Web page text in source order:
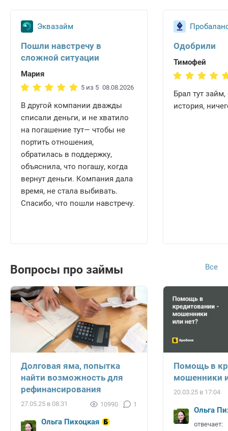
Эквазайм
Пошли навстречу в
сложной ситуации
Мария
5 из 5 08.08.2026
В другой компании дважды
списали деньги, и не хватило
на погашение тут— чтобы не
портить отношения,
обратилась в поддержку,
объяснила, что погашу, когда
вернут деньги. Компания дала
время, не стала выбивать.
Спасибо, что пошли навстречу.
Одобрили
Тимофей
Брал тут
история,
Вопросы про займы Все
Долговая яма, попытка
найти возможность для
рефинансирования
27.05.25 в 08:31 10990 1
Ольга Пихоцкая
Помощь в
мошенники
20.03.25 в 17:04
Ольга
отвечает: